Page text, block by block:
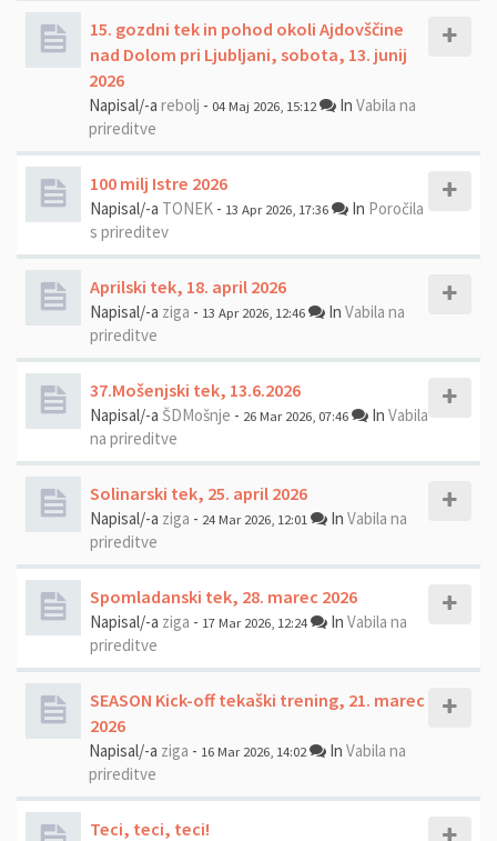
15. gozdni tek in pohod okoli Ajdovščine
nad Dolom pri Ljubljani, sobota, 13. junij
2026
Napisal/-a rebolj - 04 Maj 2026, 15:12 In Vabila na
prireditve
100 milj Istre 2026
Napisal/-a TONEK - 13 Apr 2026, 17:36 In Poročila
s prireditev
Aprilski tek, 18. april 2026
Napisal/-a ziga - 13 Apr 2026, 12:46 In Vabila na
prireditve
37.Mošenjski tek, 13.6.2026
Napisal/-a ŠDMošnje - 26 Mar 2026, 07:46 In Vabila
na prireditve
Solinarski tek, 25. april 2026
Napisal/-a ziga - 24 Mar 2026, 12:01 In Vabila na
prireditve
Spomladanski tek, 28. marec 2026
Napisal/-a ziga - 17 Mar 2026, 12:24 In Vabila na
prireditve
SEASON Kick-off tekaški trening, 21. marec
2026
Napisal/-a ziga - 16 Mar 2026, 14:02 In Vabila na
prireditve
Teci, teci, teci!